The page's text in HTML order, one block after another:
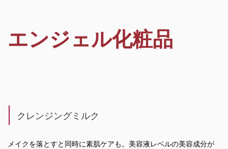
エンジェル化粧品
クレンジングミルク
メイクを落とすと同時に素肌ケアも。美容液レベルの美容成分が